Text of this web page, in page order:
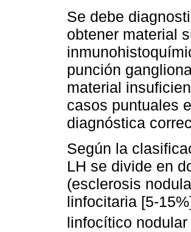
Se debe
obtener material
punción
material
casos puntuales
diagnóstica
Según la
LH se divide en
(esclerosis
linfocitaria [5-
linfocítico nodular